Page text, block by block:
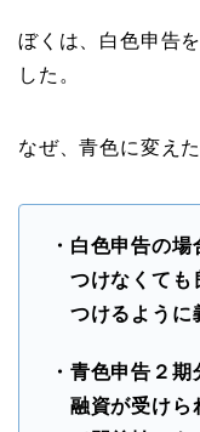
ぼくは、白色申告
した。
なぜ、青色に変え
・白色申告の
つけなくても
つけるように
・青色申告２
融資が受けら